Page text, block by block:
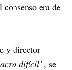
era de
y director
difícil”, se